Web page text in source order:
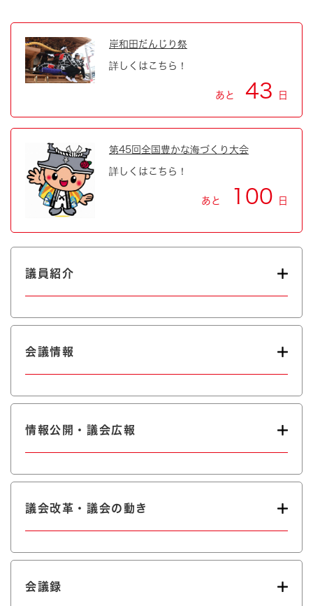
岸和田だんじり祭
詳しくはこちら！
あと 43 日
第45回全国豊かな海づくり大会
詳しくはこちら！
あと 100 日
議員紹介
会議情報
情報公開・議会広報
議会改革・議会の動き
会議録